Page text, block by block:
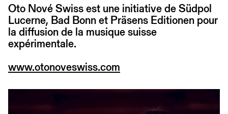
Oto Nové Swiss est une initiative de Südpol
Lucerne, Bad Bonn et Präsens Editionen pour
la diffusion de la musique suisse
expérimentale.
www.otonoveswiss.com